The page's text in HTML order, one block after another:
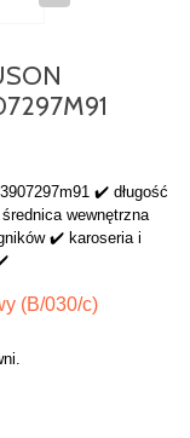
✔️ długość
wewnętrzna
✔️ karoseria i
(B/030/c)